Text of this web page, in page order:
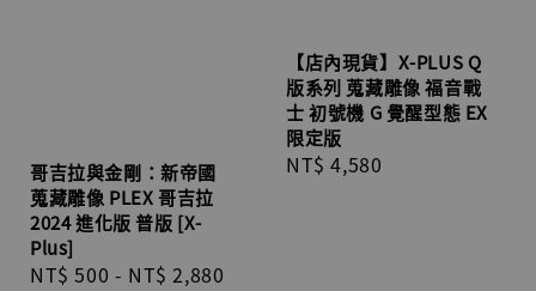
哥吉拉與金剛：新帝國
蒐藏雕像 PLEX 哥吉拉
2024 進化版 普版 [X-
Plus]
Regular
NT$ 500 - NT$ 2,880
【店內現貨】X-PLUS Q
版系列 蒐藏雕像 福音戰
士 初號機 G 覺醒型態 EX
限定版
Regular
NT$ 4,580